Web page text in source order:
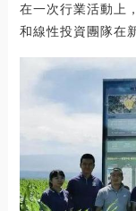
在一次行業活動上
和線性投資團隊在